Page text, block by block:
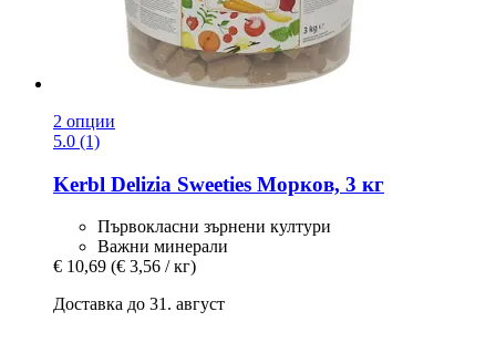
2 опции
5.0 (1)
Kerbl Delizia Sweeties Морков, 3 кг
Първокласни зърнени култури
Важни минерали
€ 10,69 (€ 3,56 / кг)
Доставка до 31. август